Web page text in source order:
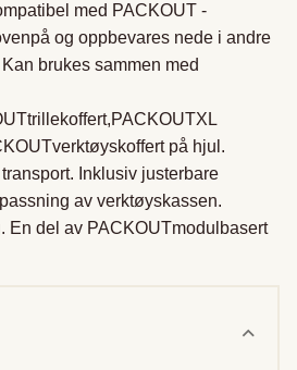
med PACKOUT -
og oppbevares nede i andre
brukes sammen med
på hjul.
Inklusiv justerbare
av verktøyskassen.
En del av PACKOUTmodulbasert